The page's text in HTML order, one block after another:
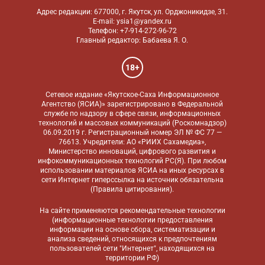
Адрес редакции: 677000, г. Якутск, ул. Орджоникидзе, 31.
E-mail: ysia1@yandex.ru
Телефон: +7-914-272-96-72
Главный редактор: Бабаева Я. О.
18+
Сетевое издание «Якутское-Саха Информационное
Агентство (ЯСИА)» зарегистрировано в Федеральной
службе по надзору в сфере связи, информационных
технологий и массовых коммуникаций (Роскомнадзор)
06.09.2019 г. Регистрационный номер ЭЛ № ФС 77 —
76613. Учредители: АО «РИИХ Сахамедиа»,
Министерство инноваций, цифрового развития и
инфокоммуникационных технологий РС(Я). При любом
использовании материалов ЯСИА на иных ресурсах в
сети Интернет гиперссылка на источник обязательна
(Правила цитирования).
На сайте применяются рекомендательные технологии
(информационные технологии предоставления
информации на основе сбора, систематизации и
анализа сведений, относящихся к предпочтениям
пользователей сети "Интернет", находящихся на
территории РФ)